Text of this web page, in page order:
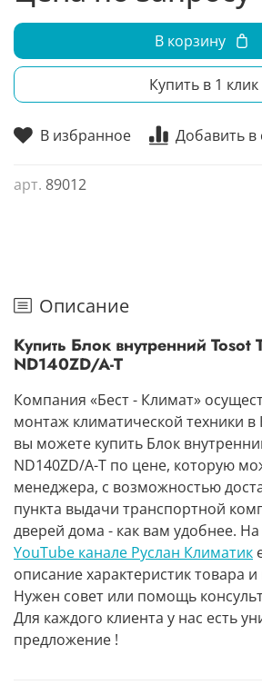
В избранное Добавить в
арт. 89012
В корзину
Купить в 1 клик
Описание
Купить Блок внутренний Tosot
ND140ZD/A-T
Компания «Бест - Климат»
монтаж климатической техники в
вы можете купить Блок
ND140ZD/A-T по цене, которую
менеджера, с возможностью
пункта выдачи транспортной
дверей дома - как вам удобнее.
YouTube канале Руслан Климатик
описание характеристик товара
Нужен совет или помощь
Для каждого клиента у нас есть
предложение !